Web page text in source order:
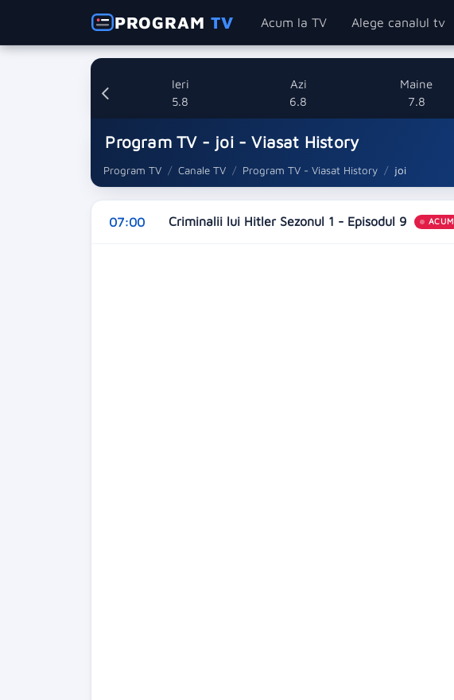
PROGRAMTV Acum la TV Alege canalul tv
Ieri
5.8
Azi
6.8
Maine
7.8
Program TV - joi - Viasat History
Program TV Canale TV Program TV - Viasat History joi
07:00 Criminalii lui Hitler Sezonul 1 - Episodul 9 ACUM